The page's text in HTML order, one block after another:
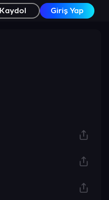
Kaydol Giriş Yap